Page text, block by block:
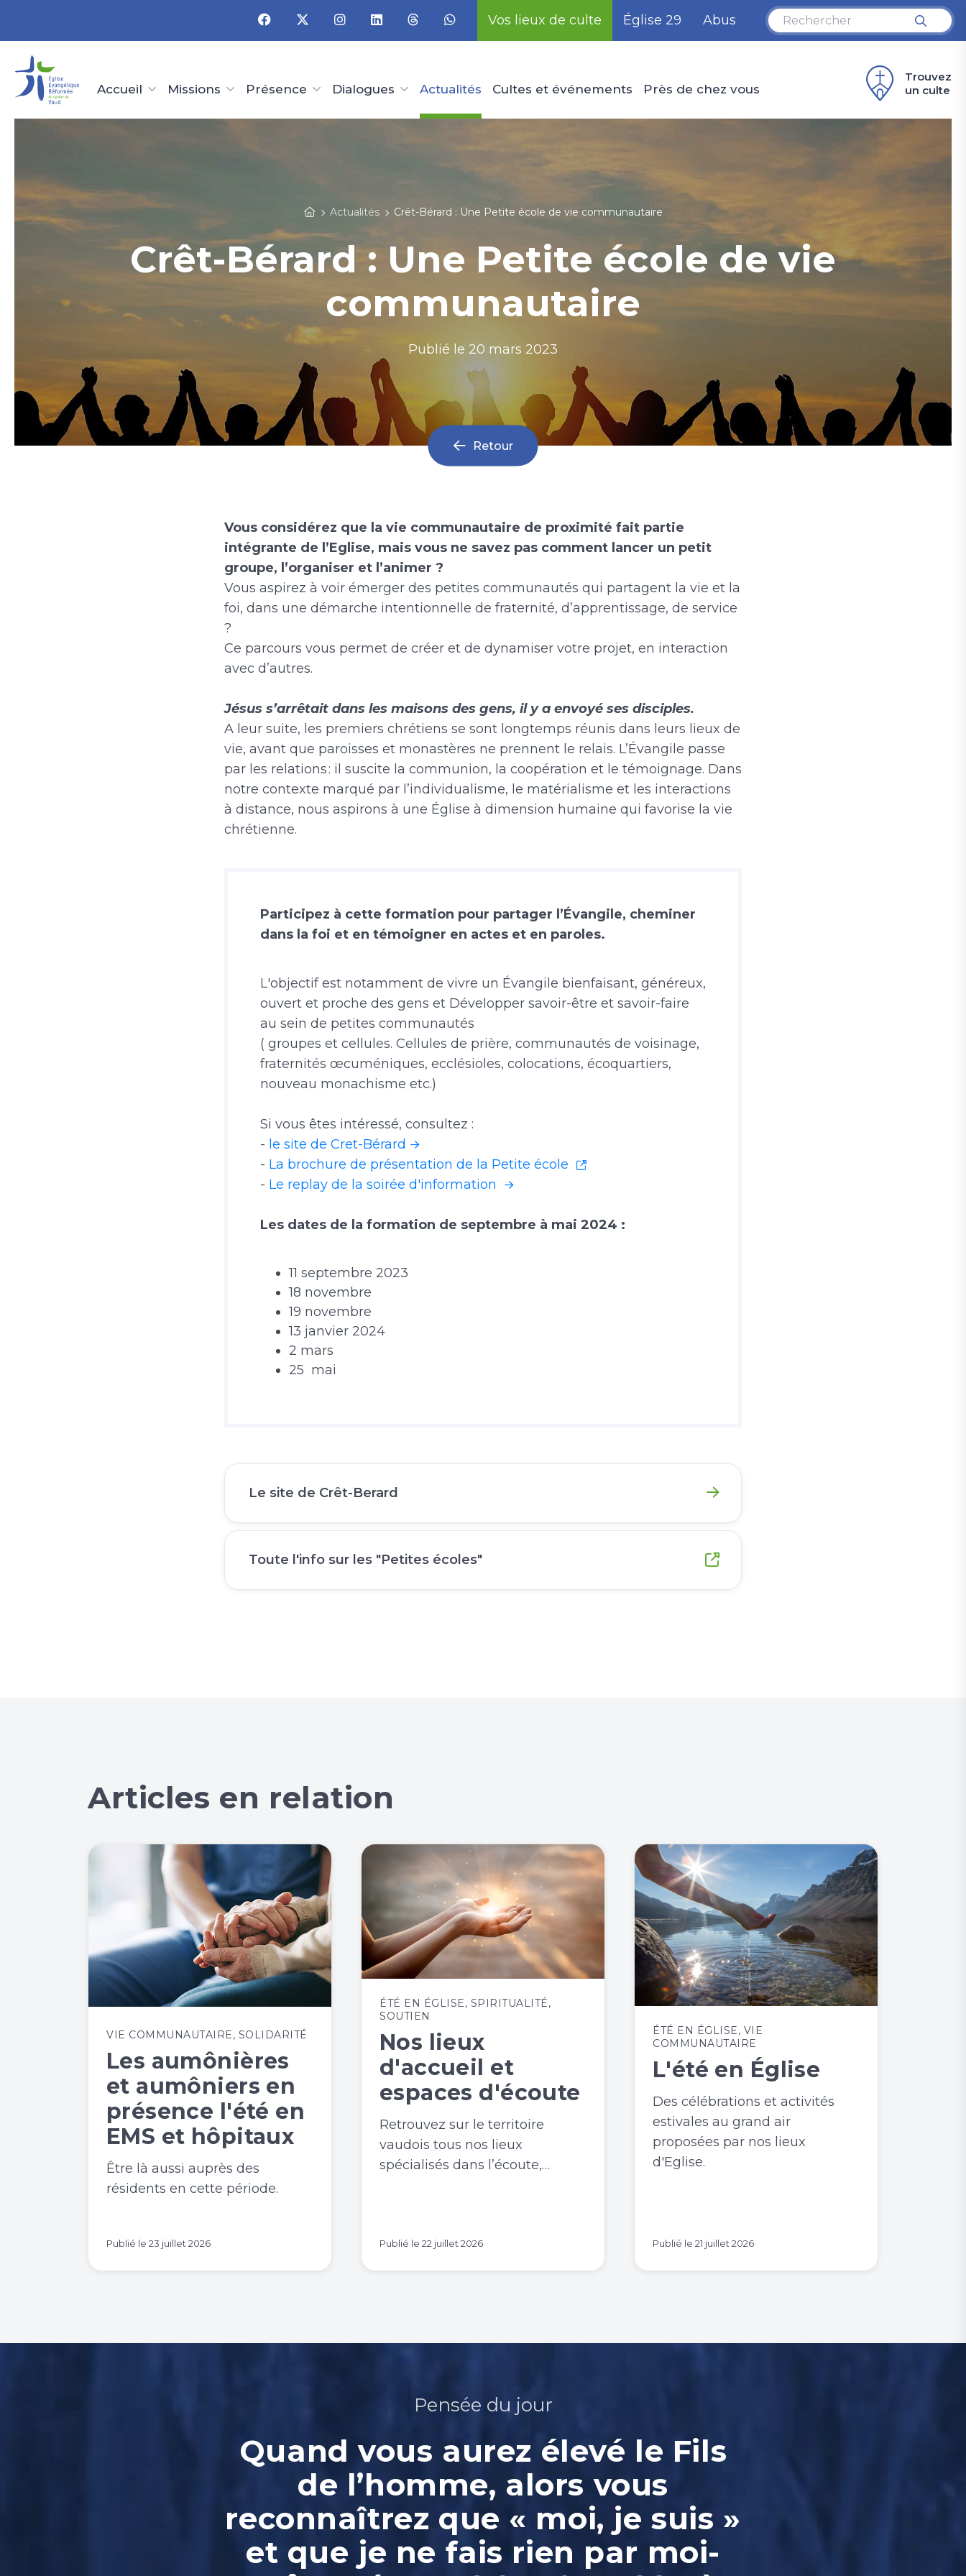
Vos lieux de culte Église 29 Abus
Accueil Missions Présence Dialogues Actualités Cultes et événements Près de chez vous
Trouvez
un culte
Actualités Crêt-Bérard : Une Petite école de vie communautaire
Crêt-Bérard : Une Petite école de vie
communautaire
Publié le 20 mars 2023
Retour
Vous considérez que la vie communautaire de proximité fait partie
intégrante de l’Eglise, mais vous ne savez pas comment lancer un petit
groupe, l’organiser et l’animer ?
Vous aspirez à voir émerger des petites communautés qui partagent la vie et la
foi, dans une démarche intentionnelle de fraternité, d’apprentissage, de service
?
Ce parcours vous permet de créer et de dynamiser votre projet, en interaction
avec d’autres.
Jésus s’arrêtait dans les maisons des gens, il y a envoyé ses disciples.
A leur suite, les premiers chrétiens se sont longtemps réunis dans leurs lieux de
vie, avant que paroisses et monastères ne prennent le relais. L’Évangile passe
par les relations : il suscite la communion, la coopération et le témoignage. Dans
notre contexte marqué par l’individualisme, le matérialisme et les interactions
à distance, nous aspirons à une Église à dimension humaine qui favorise la vie
chrétienne.
Participez à cette formation pour partager l’Évangile, cheminer
dans la foi et en témoigner en actes et en paroles.
L'objectif est notamment de vivre un Évangile bienfaisant, généreux,
ouvert et proche des gens et Développer savoir-être et savoir-faire
au sein de petites communautés
( groupes et cellules. Cellules de prière, communautés de voisinage,
fraternités œcuméniques, ecclésioles, colocations, écoquartiers,
nouveau monachisme etc.)
Si vous êtes intéressé, consultez :
- le site de Cret-Bérard
- La brochure de présentation de la Petite école
- Le replay de la soirée d'information
Les dates de la formation de septembre à mai 2024 :
11 septembre 2023
18 novembre
19 novembre
13 janvier 2024
2 mars
25 mai
Le site de Crêt-Berard
Toute l'info sur les "Petites écoles"
Articles en relation
VIE COMMUNAUTAIRE, SOLIDARITÉ
Les aumônières
et aumôniers en
présence l'été en
EMS et hôpitaux
Être là aussi auprès des
résidents en cette période.
Publié le 23 juillet 2026
ÉTÉ EN ÉGLISE, SPIRITUALITÉ,
SOUTIEN
Nos lieux
d'accueil et
espaces d'écoute
Retrouvez sur le territoire
vaudois tous nos lieux
spécialisés dans l’écoute,…
Publié le 22 juillet 2026
ÉTÉ EN ÉGLISE, VIE
COMMUNAUTAIRE
L'été en Église
Des célébrations et activités
estivales au grand air
proposées par nos lieux
d'Eglise.
Publié le 21 juillet 2026
Pensée du jour
Quand vous aurez élevé le Fils
de l’homme, alors vous
reconnaîtrez que « moi, je suis »
et que je ne fais rien par moi-